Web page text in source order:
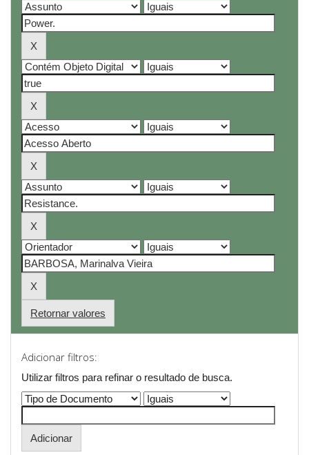
Retornar valores
Adicionar filtros:
Utilizar filtros para refinar o resultado de busca.